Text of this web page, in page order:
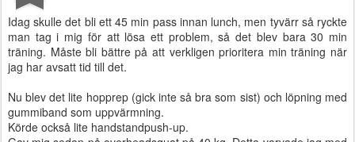
Idag skulle det bli ett 45 min pass innan lunch, men tyvärr så ryckte
man tag i mig för att lösa ett problem, så det blev bara 30 min
träning. Måste bli bättre på att verkligen prioritera min träning när
jag har avsatt tid till det.
Nu blev det lite hopprep (gick inte så bra som sist) och löpning med
gummiband som uppvärmning.
Körde också lite handstandpush-up.